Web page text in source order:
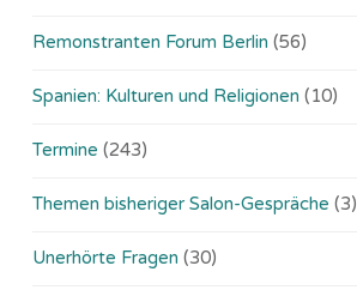
Remonstranten Forum Berlin (56)
Spanien: Kulturen und Religionen (10)
Termine (243)
Themen bisheriger Salon-Gespräche (3)
Unerhörte Fragen (30)